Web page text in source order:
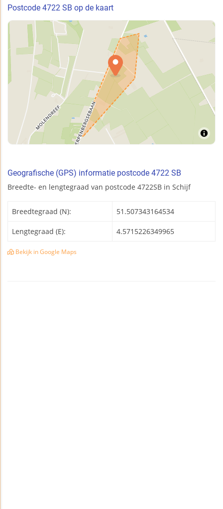
Postcode 4722 SB op de kaart
Geografische (GPS) informatie postcode 4722 SB
Breedte- en lengtegraad van postcode 4722SB in Schijf
Breedtegraad (N): 51.507343164534
Lengtegraad (E): 4.5715226349965
Bekijk in Google Maps